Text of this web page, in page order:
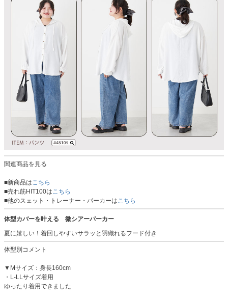
関連商品を見る
■新商品はこちら
■売れ筋HIT100はこちら
■他のスェット・トレーナー・パーカーはこちら
体型カバーを叶える 微シアーパーカー
夏に嬉しい！着回しやすいサラッと羽織れるフード付き
体型別コメント
▼Mサイズ：身長160cm
・L-LLサイズ着用
ゆったり着用できました